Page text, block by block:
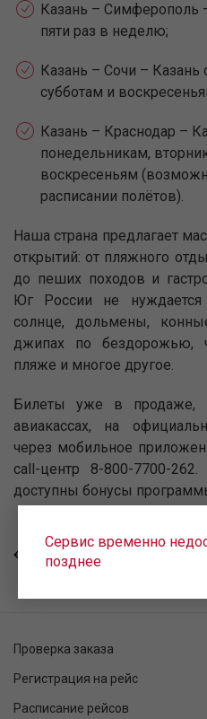
Казань – Симферополь
пяти раз в неделю;
Казань – Сочи – Казань
субботам и
Казань – Краснодар –
понедельникам,
воскресеньям
расписании полётов).
Наша страна предлагает
открытий: от пляжного
до пеших походов и
Юг России не
солнце, дольмены,
джипах по бездорожью,
пляже и многое другое.
Билеты уже в продаже,
авиакассах, на
через мобильное
call-центр 8-800-7700-
доступны бонусы
Сервис временно
позднее
Проверка заказа
Регистрация на рейс
Расписание рейсов